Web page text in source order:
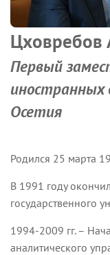
Цховребов
Первый
иностранных
Осетия
Родился 25 марта
В 1991 году
государственного
1994-2009 гг. –
аналитического